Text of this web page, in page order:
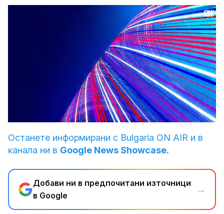
Loaded:
4.38%
Останете информирани с Bulgaria ON AIR и в
канала ни в Google News Showcase.
Добави ни в предпочитани източници
в Google
→